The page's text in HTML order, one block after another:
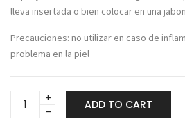
lleva insertada o bien colocar en una
Precauciones: no utilizar en caso de
problema en la piel
Jabón
afieltrado
ADD TO CART